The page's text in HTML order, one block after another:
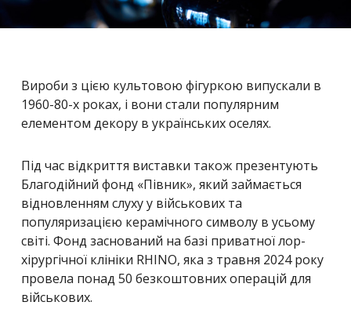
Вироби з цією культовою фігуркою випускали в
1960-80-х роках, і вони стали популярним
елементом декору в українських оселях.
Під час відкриття виставки також презентують
Благодійний фонд «Півник», який займається
відновленням слуху у військових та
популяризацією керамічного символу в усьому
світі. Фонд заснований на базі приватної лор-
хірургічної клініки RHINO, яка з травня 2024 року
провела понад 50 безкоштовних операцій для
військових.